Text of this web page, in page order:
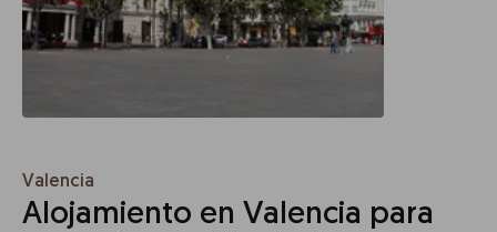
Valencia
Alojamiento en Valencia para